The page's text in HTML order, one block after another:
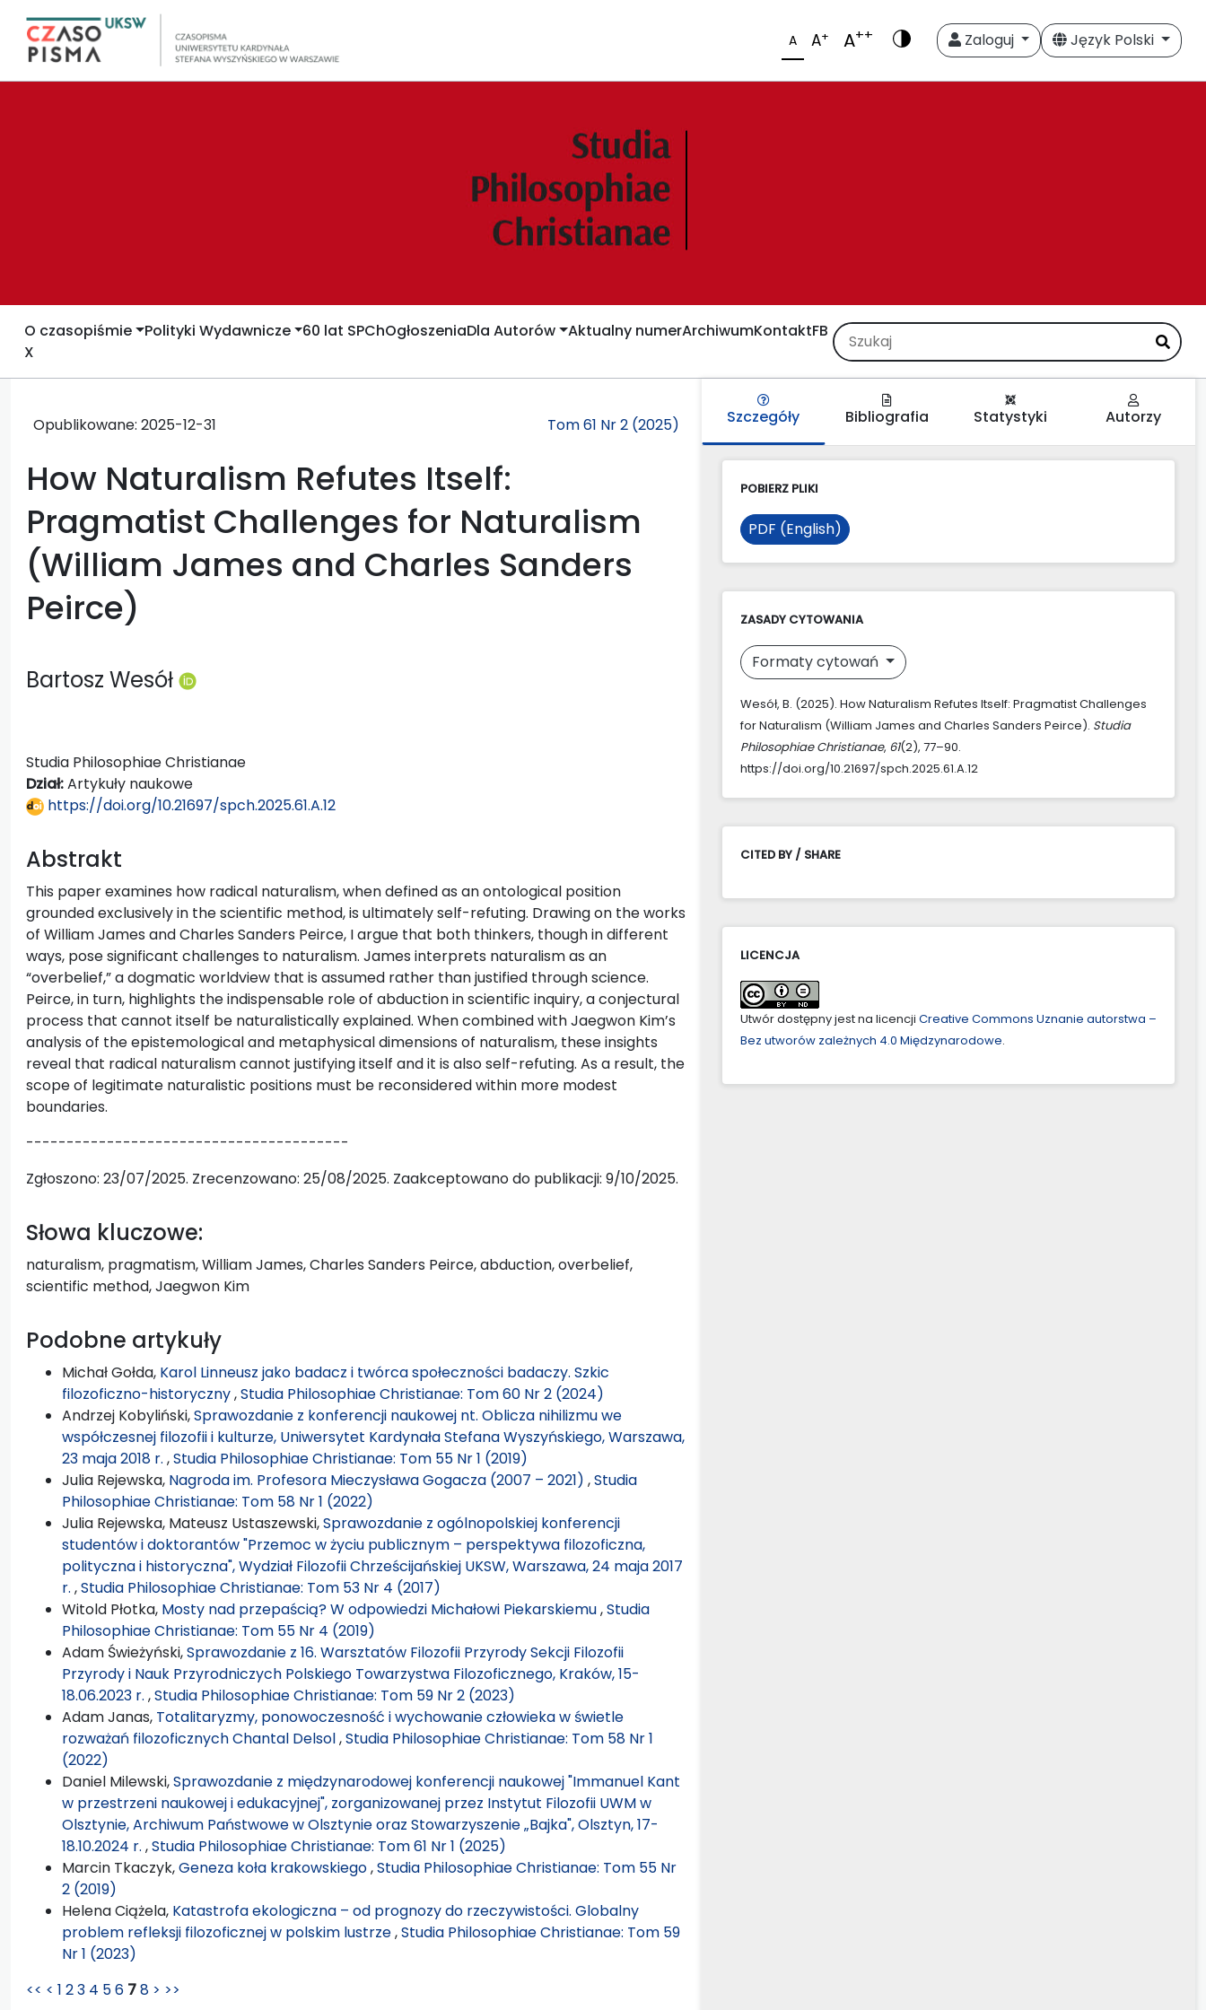
A A+ A++ Zaloguj Język Polski
O czasopiśmie Polityki Wydawnicze 60 lat SPChOgłoszeniaDla Autorów Aktualny numerArchiwumKontaktFB
X
Opublikowane: 2025-12-31 Tom 61 Nr 2 (2025)
How Naturalism Refutes Itself:
Pragmatist Challenges for Naturalism
(William James and Charles Sanders
Peirce)
Bartosz Wesół
Studia Philosophiae Christianae
Dział:Artykuły naukowe
https://doi.org/10.21697/spch.2025.61.A.12
Abstrakt
This paper examines how radical naturalism, when defined as an ontological position
grounded exclusively in the scientific method, is ultimately self-refuting. Drawing on the works
of William James and Charles Sanders Peirce, I argue that both thinkers, though in different
ways, pose significant challenges to naturalism. James interprets naturalism as an
“overbelief,” a dogmatic worldview that is assumed rather than justified through science.
Peirce, in turn, highlights the indispensable role of abduction in scientific inquiry, a conjectural
process that cannot itself be naturalistically explained. When combined with Jaegwon Kim’s
analysis of the epistemological and metaphysical dimensions of naturalism, these insights
reveal that radical naturalism cannot justifying itself and it is also self-refuting. As a result, the
scope of legitimate naturalistic positions must be reconsidered within more modest
boundaries.
----------------------------------------
Zgłoszono: 23/07/2025. Zrecenzowano: 25/08/2025. Zaakceptowano do publikacji: 9/10/2025.
Słowa kluczowe:
naturalism, pragmatism, William James, Charles Sanders Peirce, abduction, overbelief,
scientific method, Jaegwon Kim
Podobne artykuły
Michał Gołda, Karol Linneusz jako badacz i twórca społeczności badaczy. Szkic
filozoficzno-historyczny,Studia Philosophiae Christianae: Tom 60 Nr 2 (2024)
Andrzej Kobyliński,Sprawozdanie z konferencji naukowej nt. Oblicza nihilizmu we
współczesnej filozofii i kulturze, Uniwersytet Kardynała Stefana Wyszyńskiego, Warszawa,
23 maja 2018 r. ,Studia Philosophiae Christianae: Tom 55 Nr 1 (2019)
Julia Rejewska, Nagroda im. Profesora Mieczysława Gogacza (2007 – 2021) ,Studia
Philosophiae Christianae: Tom 58 Nr 1 (2022)
Julia Rejewska, Mateusz Ustaszewski,Sprawozdanie z ogólnopolskiej konferencji
studentów i doktorantów "Przemoc w życiu publicznym – perspektywa filozoficzna,
polityczna i historyczna", Wydział Filozofii Chrześcijańskiej UKSW, Warszawa, 24 maja 2017
r. ,Studia Philosophiae Christianae: Tom 53 Nr 4 (2017)
Witold Płotka, Mosty nad przepaścią? W odpowiedzi Michałowi Piekarskiemu,Studia
Philosophiae Christianae: Tom 55 Nr 4 (2019)
Adam Świeżyński,Sprawozdanie z 16. Warsztatów Filozofii Przyrody Sekcji Filozofii
Przyrody i Nauk Przyrodniczych Polskiego Towarzystwa Filozoficznego, Kraków, 15-
18.06.2023 r. ,Studia Philosophiae Christianae: Tom 59 Nr 2 (2023)
Adam Janas, Totalitaryzmy, ponowoczesność i wychowanie człowieka w świetle
rozważań filozoficznych Chantal Delsol,Studia Philosophiae Christianae: Tom 58 Nr 1
(2022)
Daniel Milewski,Sprawozdanie z międzynarodowej konferencji naukowej "Immanuel Kant
w przestrzeni naukowej i edukacyjnej", zorganizowanej przez Instytut Filozofii UWM w
Olsztynie, Archiwum Państwowe w Olsztynie oraz Stowarzyszenie „Bajka", Olsztyn, 17-
18.10.2024 r. ,Studia Philosophiae Christianae: Tom 61 Nr 1 (2025)
Marcin Tkaczyk,Geneza koła krakowskiego,Studia Philosophiae Christianae: Tom 55 Nr
2 (2019)
Helena Ciążela, Katastrofa ekologiczna – od prognozy do rzeczywistości. Globalny
problem refleksji filozoficznej w polskim lustrze,Studia Philosophiae Christianae: Tom 59
Nr 1 (2023)
<< < 1 23 4 56 78 > >>
Szczegóły Bibliografia Statystyki Autorzy
POBIERZ PLIKI
PDF (English)
ZASADY CYTOWANIA
Formaty cytowań
Wesół, B. (2025). How Naturalism Refutes Itself: Pragmatist Challenges
for Naturalism (William James and Charles Sanders Peirce). Studia
Philosophiae Christianae, 61(2), 77–90.
https://doi.org/10.21697/spch.2025.61.A.12
CITED BY / SHARE
LICENCJA
Utwór dostępny jest na licencji Creative Commons Uznanie autorstwa –
Bez utworów zależnych 4.0 Międzynarodowe.